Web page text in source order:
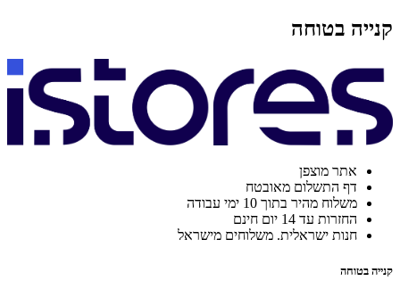
קנייה בטוחה
אתר מוצפן
דף התשלום מאובטח
משלוח מהיר בתוך 10 ימי עבודה
החזרות עד 14 יום חינם
חנות ישראלית. משלוחים מישראל
קנייה בטוחה